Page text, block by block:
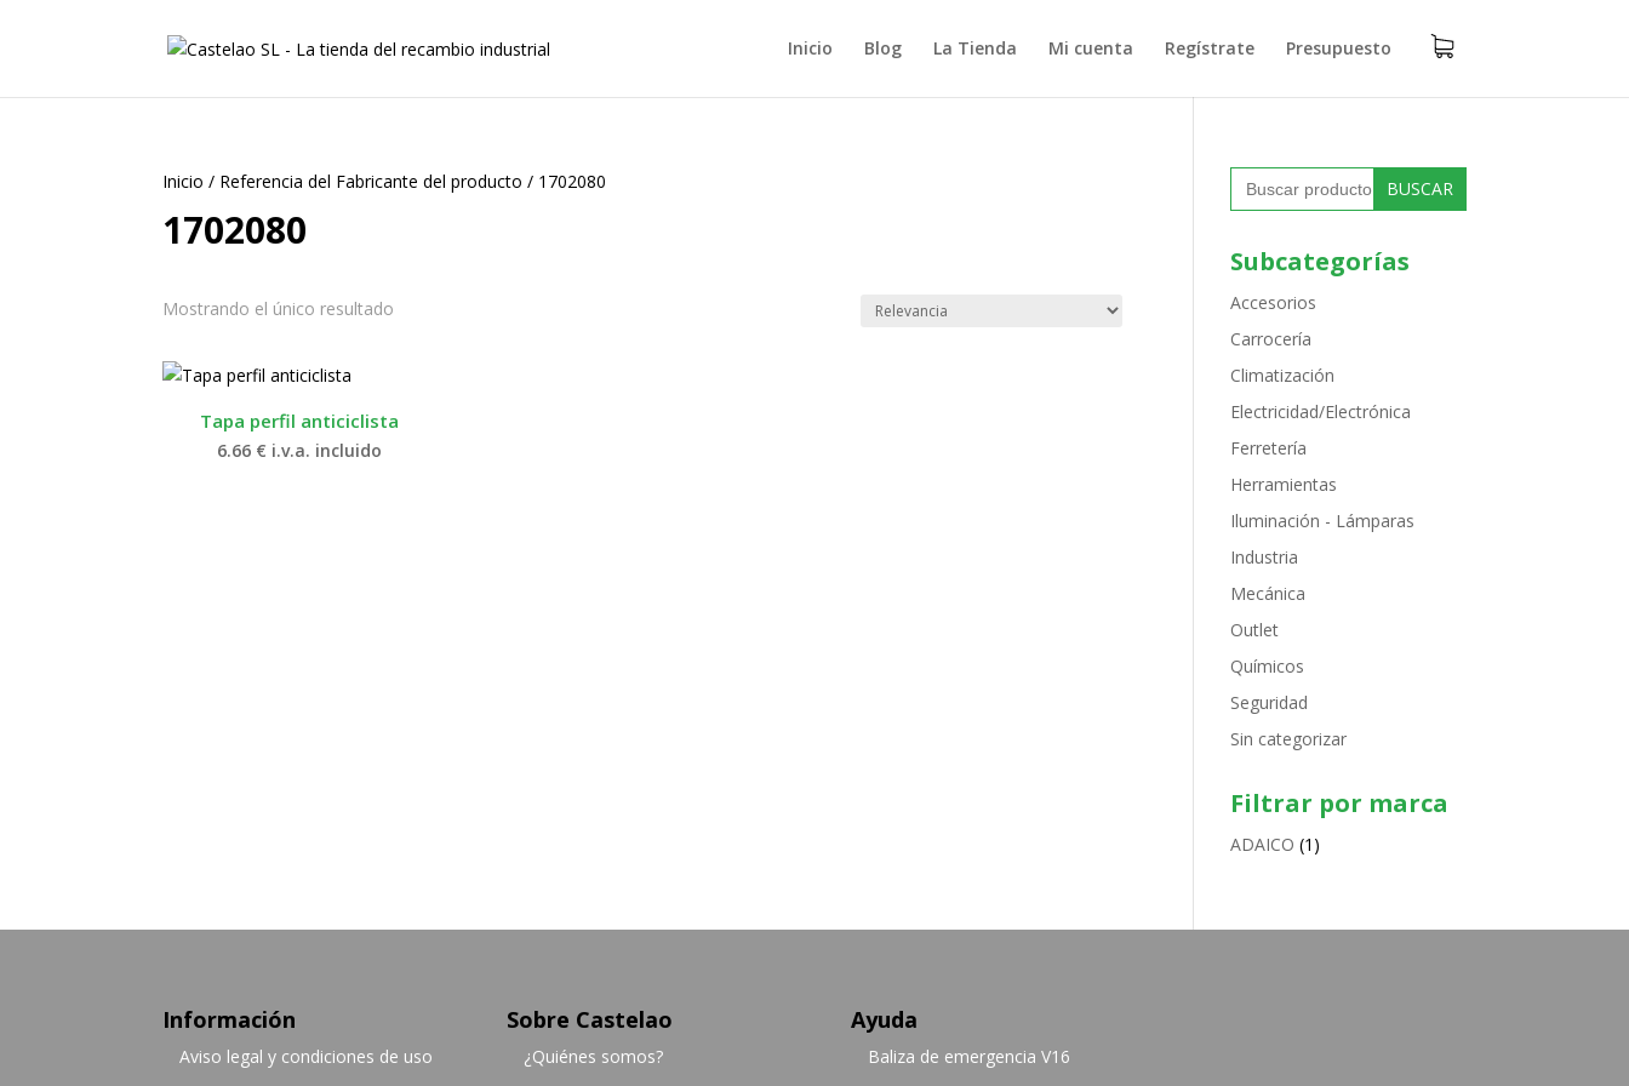
Inicio Blog La Tienda Mi cuenta Regístrate Presupuesto
Inicio / Referencia del Fabricante del producto / 1702080
1702080
Mostrando el único resultado
Tapa perfil anticiclista
6.66 € i.v.a. incluido
Buscar:
Subcategorías
Accesorios
Carrocería
Climatización
Electricidad/Electrónica
Ferretería
Herramientas
Iluminación - Lámparas
Industria
Mecánica
Outlet
Químicos
Seguridad
Sin categorizar
Filtrar por marca
ADAICO (1)
Información
Aviso legal y condiciones de uso
Sobre Castelao
¿Quiénes somos?
Ayuda
Baliza de emergencia V16